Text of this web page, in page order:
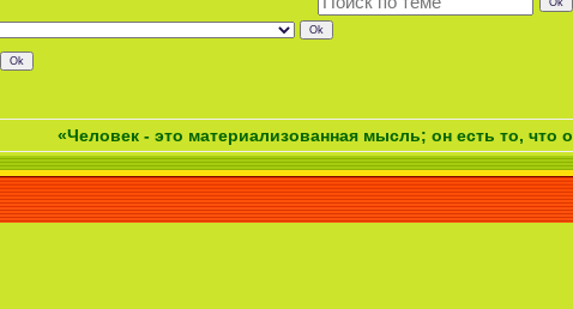
«Человек - это материализованная мысль; он есть то, что он